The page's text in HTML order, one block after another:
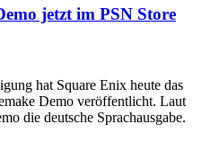
jetzt im PSN Store
hat Square Enix heute das
Demo veröffentlicht. Laut
die deutsche Sprachausgabe.